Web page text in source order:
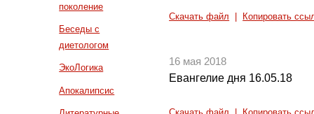
поколение
Беседы с
диетологом
ЭкоЛогика
Апокалипсис
Скачать файл Копировать
16 мая 2018
Евангелие дня 16.05.18